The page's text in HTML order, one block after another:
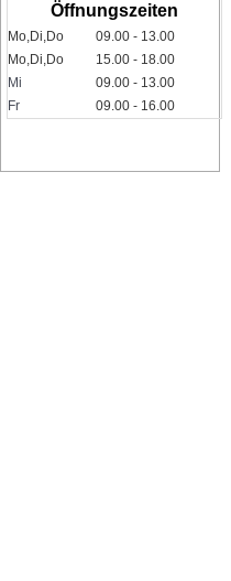
Öffnungszeiten
Mo,Di,Do
09.00 - 13.00
Mo,Di,Do
15.00 - 18.00
Mi
09.00 - 13.00
Fr
09.00 - 16.00